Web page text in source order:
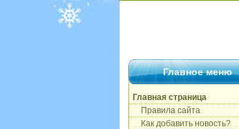
Главное меню
Главная страница
Правила сайта
Как добавить новость?